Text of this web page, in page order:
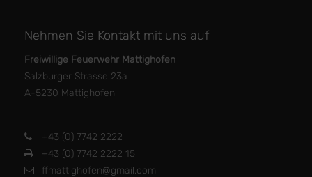
Nehmen Sie Kontakt mit uns auf
Freiwillige Feuerwehr Mattighofen
Salzburger Strasse 23a
A-5230 Mattighofen
+43 (0) 7742 2222
+43 (0) 7742 2222 15
ffmattighofen@gmail.com